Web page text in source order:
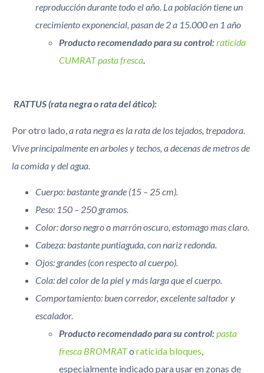
reproducción durante todo el año. La población tieneun
crecimiento exponencial, pasan de 2 a 15.000 en 1 año
Producto recomendado para su control:raticida
CUMRAT pasta fresca.
RATTUS (rata negra o rata del ático):
Por otro lado, a rata negra es la rata de los tejados, trepadora.
Vive principalmente en arboles y techos, a decenas de metros de
la comida y del agua.
Cuerpo: bastante grande (15 – 25 cm).
Peso: 150 – 250 gramos.
Color: dorso negro o marrón oscuro, estomago mas claro.
Cabeza: bastante puntiaguda, con nariz redonda.
Ojos: grandes (con respecto al cuerpo).
Cola: del color de la piel y más larga que el cuerpo.
Comportamiento: buen corredor, excelente saltador y
escalador.
Producto recomendado para su control:pasta
fresca BROMRATo raticida bloques,
especialmente indicado para usar en zonas de